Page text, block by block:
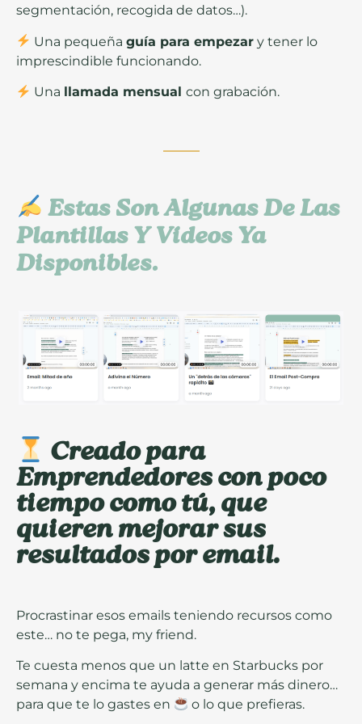
segmentación, recogida de datos…).
Una pequeñaguía para empezar y tener lo
imprescindible funcionando.
Una llamada mensualcon grabación.
Estas Son Algunas De Las
Plantillas Y Vídeos Ya
Disponibles.
Creado para
Emprendedores con poco
tiempo como tú, que
quieren mejorar sus
resultados por email.
Procrastinar esos emails teniendo recursos como
este… no te pega, my friend.
Te cuesta menos que un latte en Starbucks por
semana y encima te ayuda a generar más dinero…
para que te lo gastes en
o lo que prefieras.